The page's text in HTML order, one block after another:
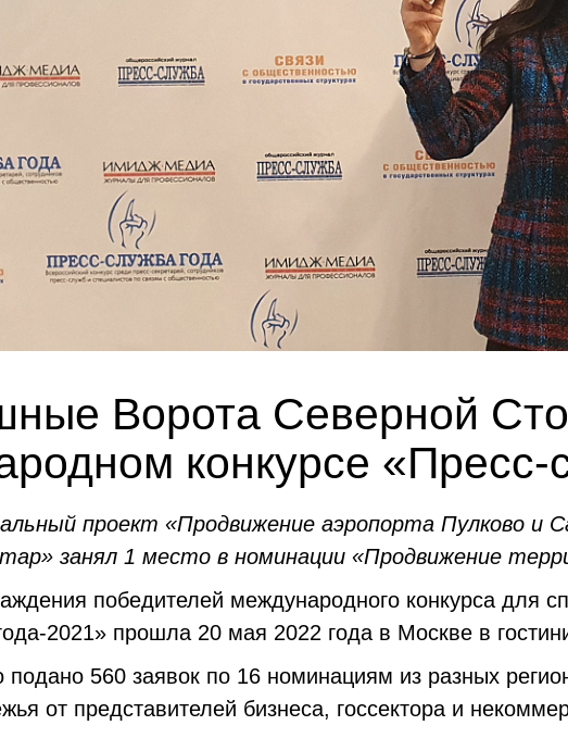
Ворота Северной
конкурсе «Пресс-
проект «Продвижение аэропорта Пулково и
занял 1 место в номинации «Продвижение
победителей международного конкурса для
2021» прошла 20 мая 2022 года в Москве в
подано 560 заявок по 16 номинациям из разных
от представителей бизнеса, госсектора и